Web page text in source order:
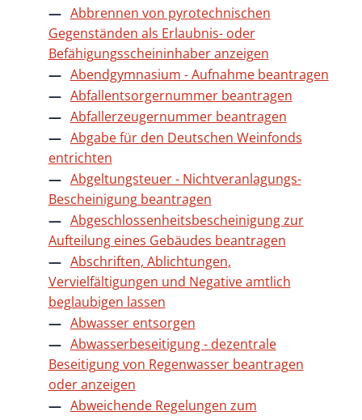
Abbrennen von pyrotechnischen
Gegenständen als Erlaubnis- oder
Befähigungsscheininhaber anzeigen
Abendgymnasium - Aufnahme beantragen
Abfallentsorgernummer beantragen
Abfallerzeugernummer beantragen
Abgabe für den Deutschen Weinfonds
entrichten
Abgeltungsteuer - Nichtveranlagungs-
Bescheinigung beantragen
Abgeschlossenheitsbescheinigung zur
Aufteilung eines Gebäudes beantragen
Abschriften, Ablichtungen,
Vervielfältigungen und Negative amtlich
beglaubigen lassen
Abwasser entsorgen
Abwasserbeseitigung - dezentrale
Beseitigung von Regenwasser beantragen
oder anzeigen
Abweichende Regelungen zum